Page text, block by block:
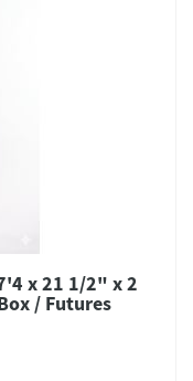
x 21 1/2" x 2
/ Futures